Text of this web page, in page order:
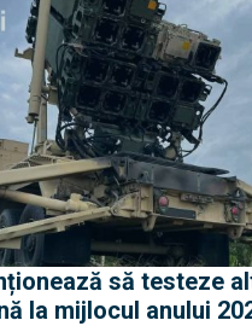
să testeze
la mijlocul anului